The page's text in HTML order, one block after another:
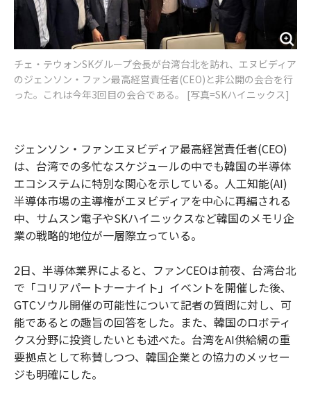
チェ・テウォンSKグループ会長が台湾台北を訪れ、エヌビディア
のジェンソン・ファン最高経営責任者(CEO)と非公開の会合を行
った。これは今年3回目の会合である。 [写真=SKハイニックス]
ジェンソン・ファンエヌビディア最高経営責任者(CEO)
は、台湾での多忙なスケジュールの中でも韓国の半導体
エコシステムに特別な関心を示している。人工知能(AI)
半導体市場の主導権がエヌビディアを中心に再編される
中、サムスン電子やSKハイニックスなど韓国のメモリ企
業の戦略的地位が一層際立っている。
2日、半導体業界によると、ファンCEOは前夜、台湾台北
で「コリアパートナーナイト」イベントを開催した後、
GTCソウル開催の可能性について記者の質問に対し、可
能であるとの趣旨の回答をした。また、韓国のロボティ
クス分野に投資したいとも述べた。台湾をAI供給網の重
要拠点として称賛しつつ、韓国企業との協力のメッセー
ジも明確にした。